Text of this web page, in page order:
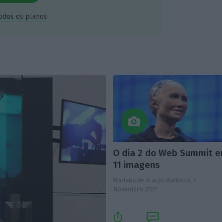
os planos
O dia 2 do Web Summit
11 imagens
Mariana de Araújo Barbosa,7
Novembro 2017